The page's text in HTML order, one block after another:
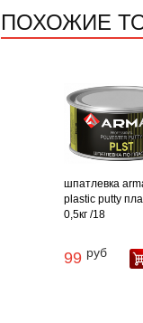
ПОХОЖИЕ
шпатлевка
plastic putty
0,5кг /18
99 руб